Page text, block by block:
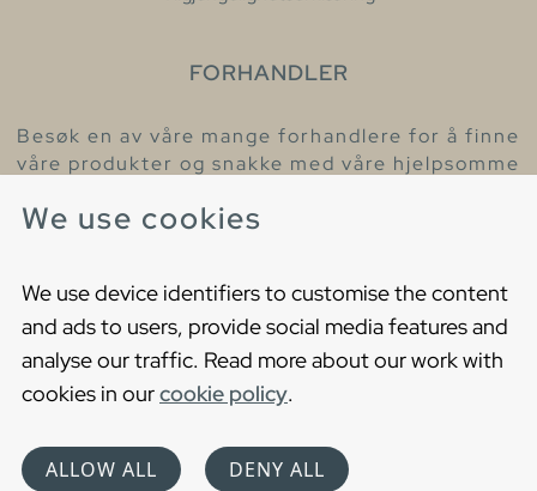
We use cookies
We use device identifiers to customise the content
and ads to users, provide social media features and
analyse our traffic. Read more about our work with
cookies in ourcookie policy.
ALLOW ALL DENY ALL
FORHANDLER
Besøk en av våre mange forhandlere for å finne
våre produkter og snakke med våre hjelpsomme
Cookies
Privacy statement